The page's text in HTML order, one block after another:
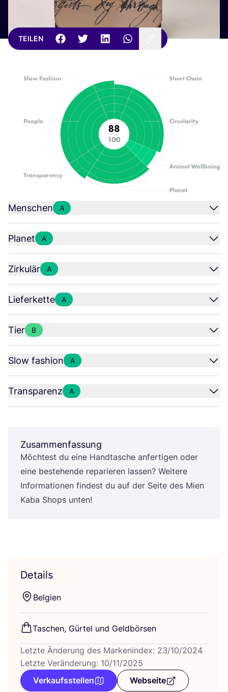
TEILEN
Menschen A
Planet A
Zirkulär A
Lieferkette A
Tier B
Slow fashion A
Transparenz A
Zusammenfassung
Möch­test du eine Hand­ta­sche anfer­ti­gen oder
eine bestehen­de repa­rie­ren las­sen? Wei­te­re
Infor­ma­tio­nen fin­dest du auf der Sei­te des Mien
Kaba Shops unten!
Details
Bel­gi­en
Taschen, Gür­tel und Geldbörsen
Letzte Änderung des Markenindex: 23/10/2024
Letzte Veränderung: 10/11/2025
Verkaufsstellen
Webseite